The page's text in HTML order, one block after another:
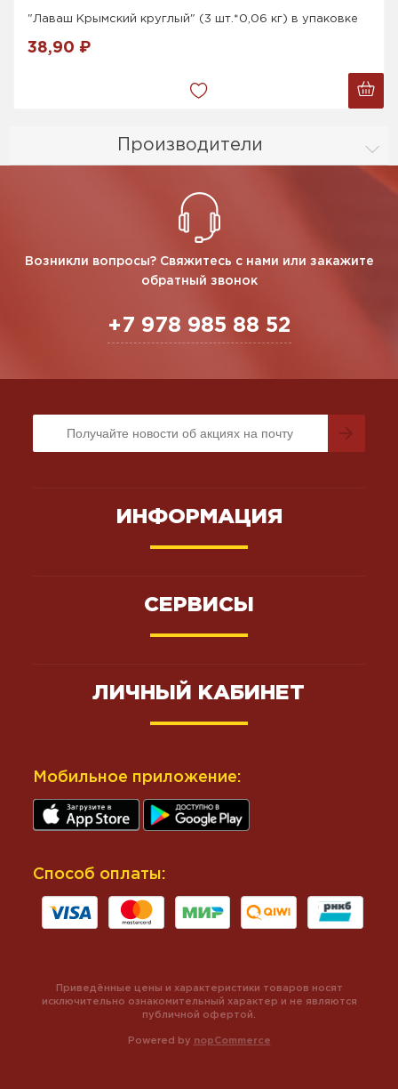
Производители
"Лаваш Крымский круглый" (3 шт.*0,06 кг) в упаковке
38,90 ₽
Возникли вопросы? Свяжитесь с нами или закажите
обратный звонок
+7 978 985 88 52
ИНФОРМАЦИЯ
СЕРВИСЫ
ЛИЧНЫЙ КАБИНЕТ
Мобильное приложение:
Способ оплаты:
Powered by nopCommerce
Приведённые цены и характеристики товаров носят
исключительно ознакомительный характер и не являются
публичной офертой.